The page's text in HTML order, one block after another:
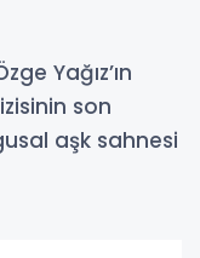
Yağız’ın
son
aşk sahnesi